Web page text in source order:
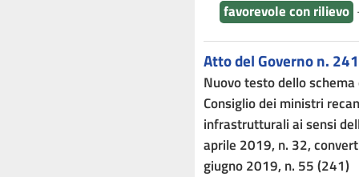
favorevole con rilievo
Atto del Governo n. 241
Nuovo testo dello
Consiglio dei ministri
infrastrutturali ai sensi
aprile 2019, n. 32,
giugno 2019, n. 55 (241)